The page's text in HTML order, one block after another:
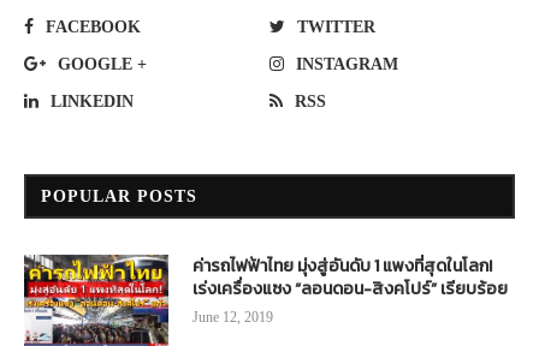
FACEBOOK TWITTER
GOOGLE + INSTAGRAM
LINKEDIN RSS
POPULAR POSTS
ค่ารถไฟฟ้าไทย มุ่งสู่อันดับ 1 แพงที่สุดในโลก!
เร่งเครื่องแซง “ลอนดอน-สิงคโปร์” เรียบร้อย
June 12, 2019